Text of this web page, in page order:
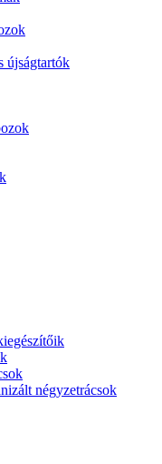
újságtartók
négyzetrácsok